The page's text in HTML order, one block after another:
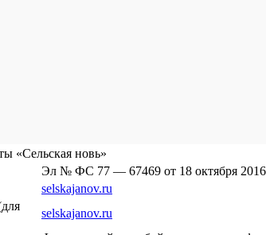
«Сельская новь»
Эл № ФС 77 — 67469 от 18 октября
selskajanov.ru
selskajanov.ru